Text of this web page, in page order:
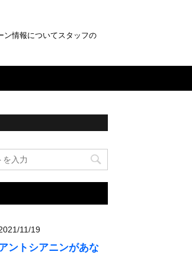
ン情報についてスタッフの
11/19
ントシアニンがあな